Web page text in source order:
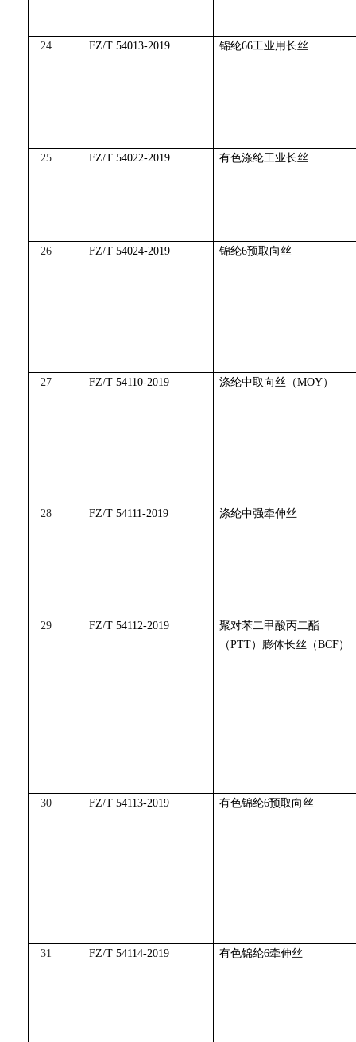
24 FZ/T 54013-2019 锦纶66工业用长丝
25 FZ/T 54022-2019 有色涤纶工业长丝
26 FZ/T 54024-2019 锦纶6预取向丝
27 FZ/T 54110-2019 涤纶中取向丝（MOY）
28 FZ/T 54111-2019 涤纶中强牵伸丝
29 FZ/T 54112-2019
聚对苯二甲酸丙二酯
（PTT）膨体长丝（BCF）
30 FZ/T 54113-2019 有色锦纶6预取向丝
31 FZ/T 54114-2019 有色锦纶6牵伸丝